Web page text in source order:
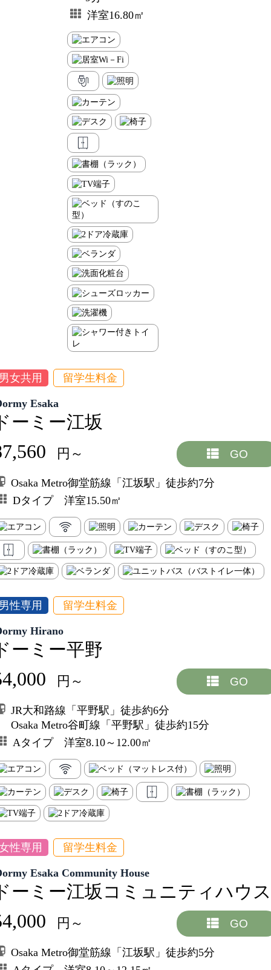
洋室16.80㎡
女共用 留学生料金
Esaka
ーミー江坂
円～ GO
Osaka Metro御堂筋線「江坂駅」徒歩約7分
Dタイプ 洋室15.50㎡
性専用 留学生料金
Hirano
ーミー平野
円～ GO
JR大和路線「平野駅」徒歩約6分
Osaka Metro谷町線「平野駅」徒歩約15分
Aタイプ 洋室8.10～12.00㎡
性専用 留学生料金
Esaka Community House
ーミー江坂コミュニティハウス
円～ GO
Osaka Metro御堂筋線「江坂駅」徒歩約5分